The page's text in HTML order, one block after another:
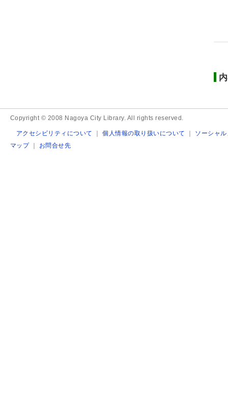
Copyright © 2008 Nagoya City Library. All rights reserved.
アクセシビリティについて ｜個人情報の取り扱いについて ｜ ソーシャ
マップ｜ お問合せ先